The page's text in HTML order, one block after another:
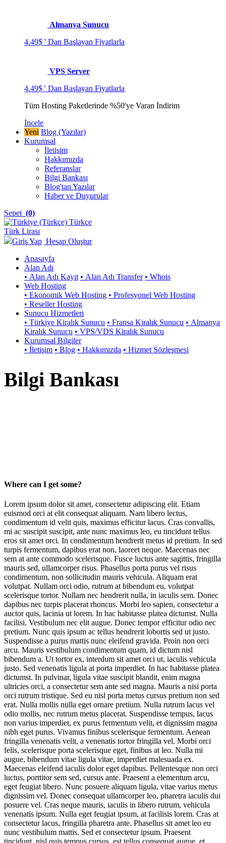
Almanya Sunucu
4.49$ ' Dan Başlayan Fiyatlarla
VPS Server
4.49$ ' Dan Başlayan Fiyatlarla
Tüm Hosting Paketlerinde %50'ye Varan İndirim
İncele
Yeni Blog (Yazılar)
Kurumsal
İletişim
Hakkımızda
Referanslar
Bilgi Bankası
Blog'tan Yazılar
Haber ve Duyurular
Sepet (0)
Türkçe
Türk Lirası
Giriş Yap Hesap Oluştur
Anasayfa
Alan Adı
• Alan Adı Kayıt • Alan Adı Transfer • Whois
Web Hosting
• Ekonomik Web Hosting • Profesyonel Web Hosting
• Reseller Hosting
Sunucu Hizmetleri
• Türkiye Kiralık Sunucu • Fransa Kiralık Sunucu • Almanya
Kiralık Sunucu • VPS/VDS Kiralık Sunucu
Kurumsal Bilgiler
• İletişim • Blog • Hakkımızda • Hizmet Sözleşmesi
Bilgi Bankası
Where can I get some?
Lorem ipsum dolor sit amet, consectetur adipiscing elit. Etiam
euismod orci at elit consequat aliquam. Nam libero lectus,
condimentum id velit quis, maximus efficitur lacus. Cras convallis,
mi ac suscipit suscipit, ante nunc maximus leo, eu tincidunt tellus
eros sit amet orci. In condimentum hendrerit metus id pretium. In sed
turpis fermentum, dapibus erat non, laoreet neque. Maecenas nec
sem at ante commodo scelerisque. Fusce luctus ante sagittis, fringilla
mauris sed, ullamcorper risus. Phasellus porta purus vel risus
condimentum, non sollicitudin mauris vehicula. Aliquam erat
volutpat. Nullam orci odio, rutrum at bibendum eu, volutpat
scelerisque tortor. Nullam nec hendrerit nulla, in iaculis sem. Donec
dapibus nec turpis placerat rhoncus. Morbi leo sapien, consectetur a
auctor quis, lacinia ut lorem. In hac habitasse platea dictumst. Nulla
facilisi. Vestibulum nec elit augue. Donec tempor efficitur odio nec
pretium. Nunc quis ipsum ac tellus hendrerit lobortis sed ut justo.
Suspendisse a purus mattis nunc eleifend gravida. Proin non orci
arcu. Mauris vestibulum condimentum quam, id dictum nisl
bibendum a. Ut tortor ex, interdum sit amet orci ut, iaculis vehicula
justo. Sed venenatis ligula at porta imperdiet. In hac habitasse platea
dictumst. In pulvinar, ligula vitae suscipit blandit, enim magna
ultricies orci, a consectetur sem ante sed magna. Mauris a nisi porta
orci rutrum tristique. Sed eu nisl porta metus cursus pretium non sed
erat. Nulla mollis nulla eget ornare pretium. Nulla rutrum lacus vel
odio mollis, nec rutrum metus placerat. Suspendisse tempus, lacus
non varius imperdiet, ex purus fermentum velit, et dignissim magna
nibh eget purus. Vivamus finibus scelerisque fermentum. Aenean
fringilla venenatis velit, a venenatis tortor fringilla vel. Morbi orci
felis, scelerisque porta scelerisque eget, finibus at leo. Nulla mi
augue, bibendum vitae ligula vitae, imperdiet malesuada ex.
Maecenas eleifend iaculis dolor eget dapibus. Pellentesque non orci
luctus, porttitor sem sed, cursus ante. Praesent a elementum arcu,
eget feugiat libero. Nunc posuere aliquam ligula, vitae varius metus
dignissim vel. Donec consequat ullamcorper leo, pharetra iaculis dui
posuere vel. Cras neque mauris, iaculis in libero rutrum, vehicula
venenatis ipsum. Nulla eget feugiat ipsum, at facilisis lorem. Cras at
consectetur lacus, fringilla pharetra ante. Phasellus sit amet leo eu
nunc vestibulum mattis. Sed et consectetur ipsum. Praesent
tincidunt, nisl quis tempus cursus, est tellus consequat augue, et